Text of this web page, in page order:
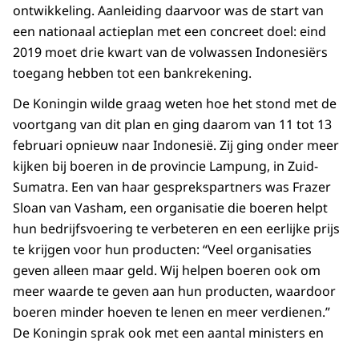
ontwikkeling. Aanleiding daarvoor was de start van
een nationaal actieplan met een concreet doel: eind
2019 moet drie kwart van de volwassen Indonesiërs
toegang hebben tot een bankrekening.
De Koningin wilde graag weten hoe het stond met de
voortgang van dit plan en ging daarom van 11 tot 13
februari opnieuw naar Indonesië. Zij ging onder meer
kijken bij boeren in de provincie Lampung, in Zuid-
Sumatra. Een van haar gesprekspartners was Frazer
Sloan van Vasham, een organisatie die boeren helpt
hun bedrijfsvoering te verbeteren en een eerlijke prijs
te krijgen voor hun producten: “Veel organisaties
geven alleen maar geld. Wij helpen boeren ook om
meer waarde te geven aan hun producten, waardoor
boeren minder hoeven te lenen en meer verdienen.”
De Koningin sprak ook met een aantal ministers en